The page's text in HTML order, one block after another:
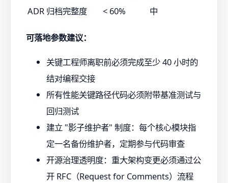
ADR 归档完整度
< 60% 中
可落地参数建议：
关键工程师离职前必须完成至少 40 小时的
结对编程交接
所有性能关键路径代码必须附带基准测试与
回归测试
建立 "影子维护者" 制度：每个核心模块指
定一名备份维护者，定期参与代码审查
开源治理透明度：重大架构变更必须通过公
开 RFC（Request for Comments）流程